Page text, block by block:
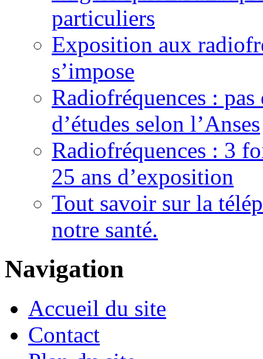
particuliers
Exposition aux
s’impose
Radiofréquences : pas
d’études selon l’Anses
Radiofréquences : 3
25 ans d’exposition
Tout savoir sur la
notre santé.
Navigation
Accueil du site
Contact